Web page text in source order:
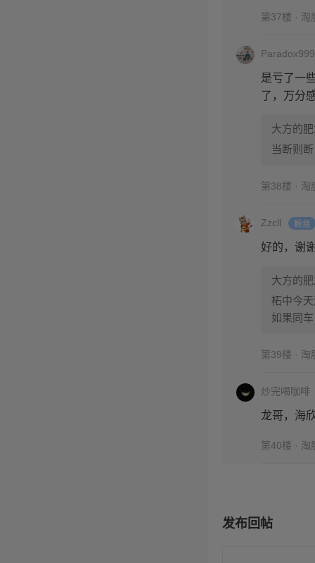
第37楼 · 淘
Paradox999
是亏了一
了，万分
大方的
当断则
第38楼 · 淘
Zzcll
好的，谢
大方的
柘中今
如果同
第39楼 · 淘
炒完喝咖啡
龙哥，海
第40楼 · 淘
发布回帖